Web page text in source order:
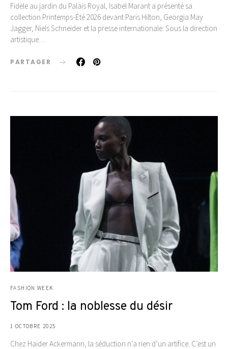
Fidèle au jardin du Palais Royal, Isabel Marant a présenté sa
collection Printemps-Été 2026 devant Paris Hilton, Georgia May
Jagger, Niels Schneider et la presse internationale. Sous la direction
artistique…
PARTAGER
FASHION WEEK
Tom Ford : la noblesse du désir
1 OCTOBRE 2025
Chez Haider Ackermann, la séduction n’a rien d’un artifice. C’est un